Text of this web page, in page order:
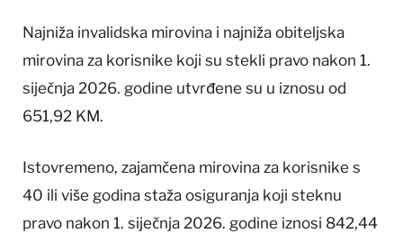
Najniža invalidska mirovina i najniža obiteljska
mirovina za korisnike koji su stekli pravo nakon 1.
siječnja 2026. godine utvrđene su u iznosu od
651,92 KM.
Istovremeno, zajamčena mirovina za korisnike s
40 ili više godina staža osiguranja koji steknu
pravo nakon 1. siječnja 2026. godine iznosi 842,44